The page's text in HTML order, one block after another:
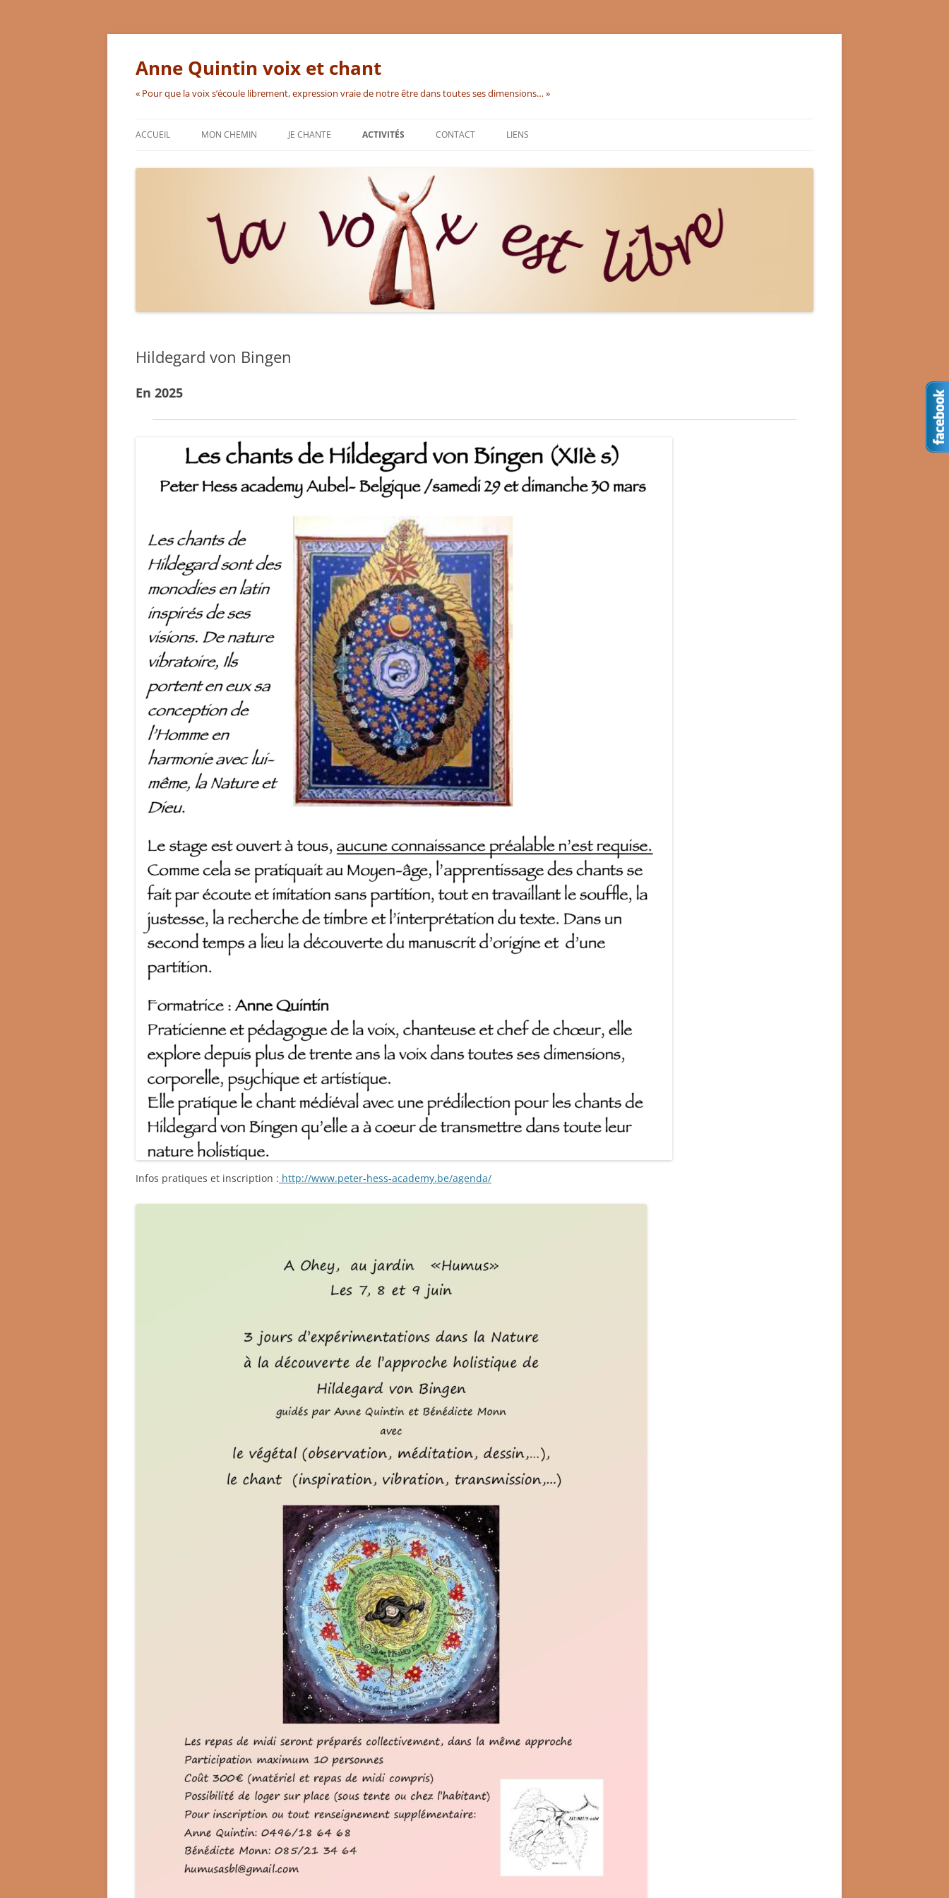
Aller
Anne Quintin voix et chant
« Pour que la voix s’écoule librement, expression vraie de notre être dans toutes ses dimensions… »
ACCUEIL MON CHEMIN JE CHANTE ACTIVITÉS
CHANT PRÉNATAL
COURS INDIVIDUELS
STAGES HILDEGARD VON BINGEN
FORMATIONS
CONTACT LIENS
Hildegard von Bingen
En 2025
Infos pratiques et inscription : http://www.peter-hess-academy.be/agenda/